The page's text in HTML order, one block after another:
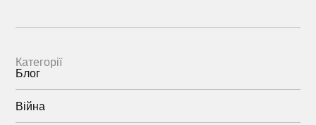
Категорії
Блог
Війна